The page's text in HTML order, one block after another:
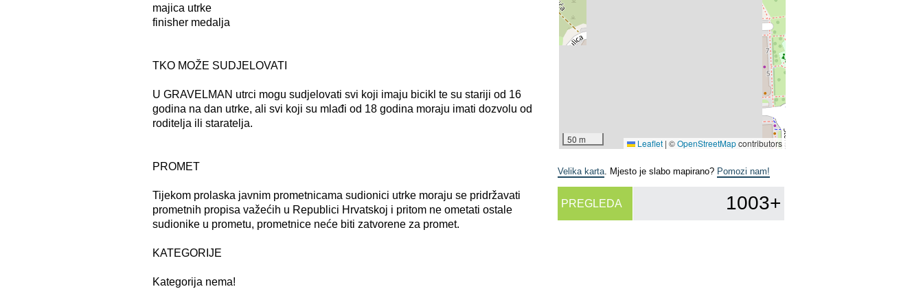
majica utrke
finisher medalja
TKO MOŽE SUDJELOVATI
U GRAVELMAN utrci mogu sudjelovati svi koji imaju bicikl te su stariji od 16
godina na dan utrke, ali svi koji su mlađi od 18 godina moraju imati dozvolu od
roditelja ili staratelja.
PROMET
Tijekom prolaska javnim prometnicama sudionici utrke moraju se pridržavati
prometnih propisa važećih u Republici Hrvatskoj i pritom ne ometati ostale
sudionike u prometu, prometnice neće biti zatvorene za promet.
KATEGORIJE
Kategorija nema!
50 m Leaflet | ©OpenStreetMapcontributors
Velika karta. Mjesto je slabo mapirano? Pomozi nam!
PREGLEDA 1003+